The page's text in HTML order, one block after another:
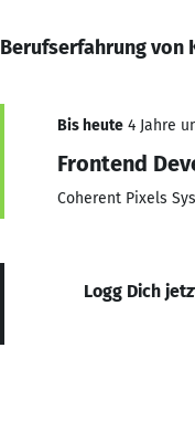
Berufserfahrung von
Bis heute 4 Jahre
Frontend
Coherent Pixels
Logg Dich